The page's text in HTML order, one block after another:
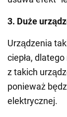
3. Duże
Urządzenia
ciepła,
z takich
ponieważ
elektrycznej.